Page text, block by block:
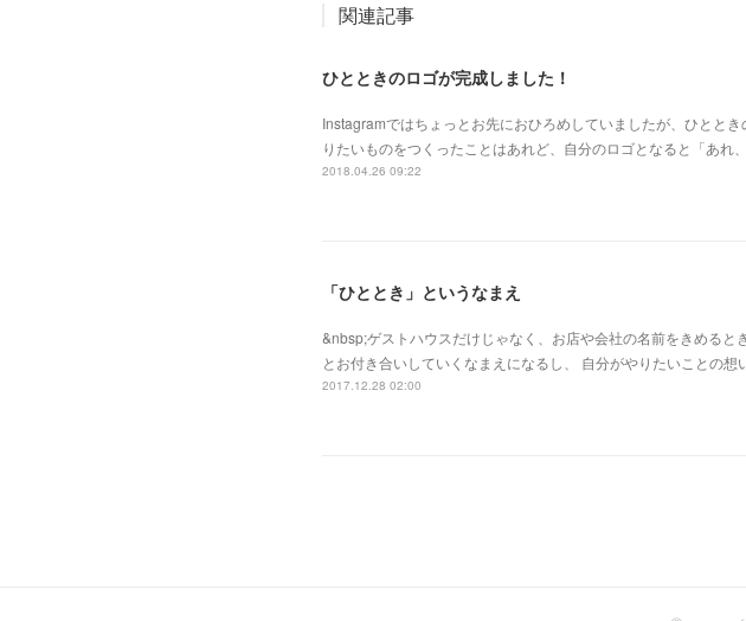
関連記事
ひとときのロゴが完成しました！
Instagramではちょっとお先におひろめしていましたが、ひとと
りたいものをつくったことはあれど、自分のロゴとなると「あれ
2018.04.26 09:22
「ひととき」というなまえ
&nbsp;ゲストハウスだけじゃなく、お店や会社の名前をきめる
とお付き合いしていくなまえになるし、 自分がやりたいことの
2017.12.28 02:00